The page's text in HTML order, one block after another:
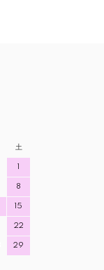
土
1
8
15
22
29